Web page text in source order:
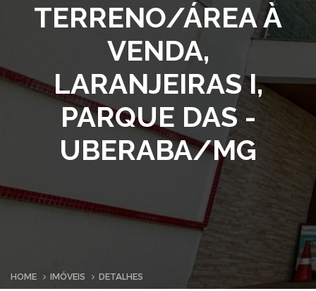
TERRENO/ÁREA À
VENDA,
LARANJEIRAS I,
PARQUE DAS -
UBERABA/MG
HOME IMÓVEIS DETALHES